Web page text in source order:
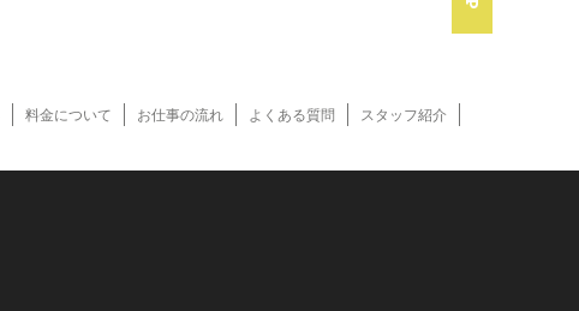
料金について お仕事の流れ よくある質問
スタッフ紹介